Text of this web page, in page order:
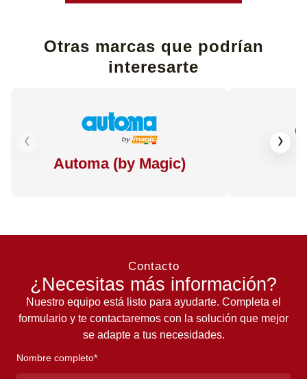
Otras marcas que podrían
interesarte
Automa (by Magic)
‹ ›
Contacto
¿Necesitas más información?
Nuestro equipo está listo para ayudarte. Completa el
formulario y te contactaremos con la solución que mejor
se adapte a tus necesidades.
Nombre completo*